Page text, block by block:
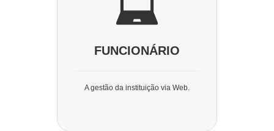
FUNCIONÁRIO
A gestão da instituição via Web.